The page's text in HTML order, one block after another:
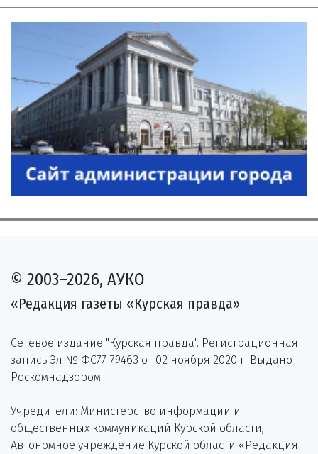
© 2003–2026, АУКО
«Редакция газеты «Курская правда»
Сетевое издание "Курская правда". Регистрационная
запись Эл № ФС77-79463 от 02 ноября 2020 г. Выдано
Роскомнадзором.
Учредители: Министерство информации и
общественных коммуникаций Курской области,
Автономное учреждение Курской области «Редакция